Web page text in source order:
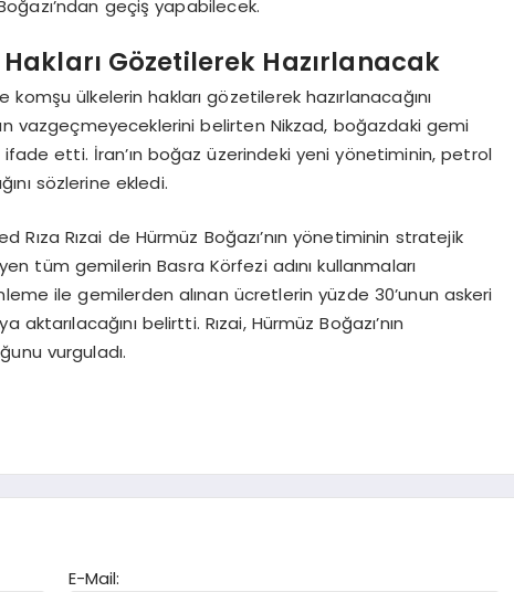
geçiş yapabilecek.
Gözetilerek Hazırlanacak
ülkelerin hakları gözetilerek hazırlanacağını
vazgeçmeyeceklerini belirten Nikzad, boğazdaki gemi
etti. İran’ın boğaz üzerindeki yeni yönetiminin, petrol
sözlerine ekledi.
Rıza Rızai de Hürmüz Boğazı’nın yönetiminin stratejik
tüm gemilerin Basra Körfezi adını kullanmaları
ile gemilerden alınan ücretlerin yüzde 30’unun askeri
belirtti. Rızai, Hürmüz Boğazı’nın
vurguladı.
E-Mail: